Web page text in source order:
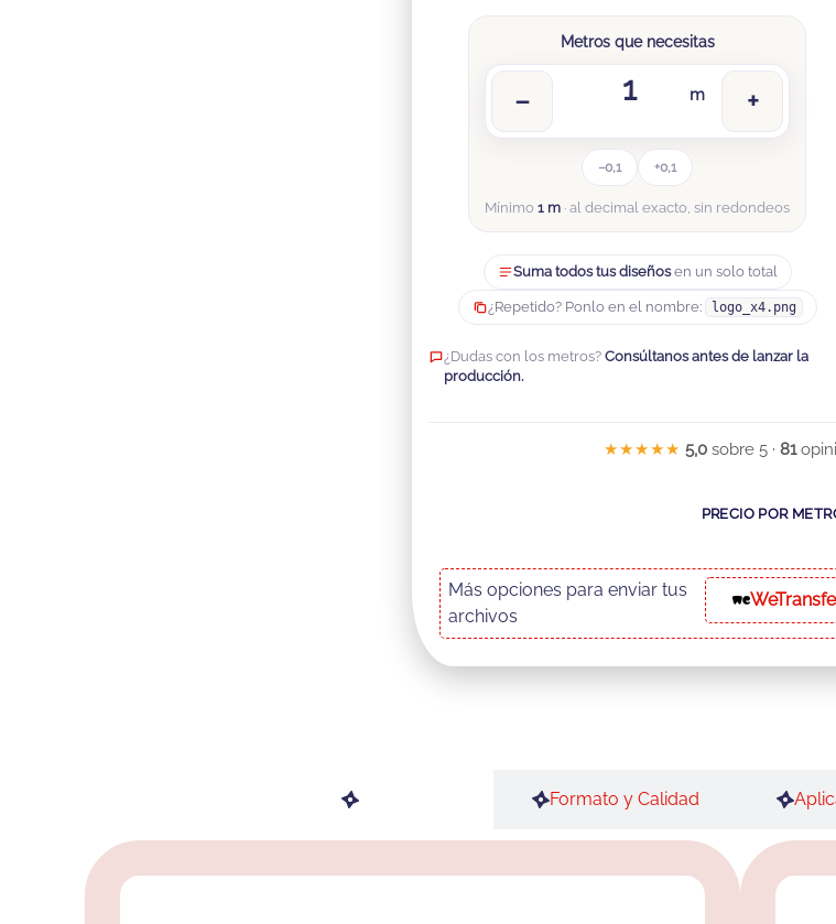
Metros que necesitas
− m +
−0,1 +0,1
Mínimo1 m · al decimal exacto, sin redondeos
Suma todos tus diseñosen un solo total
¿Repetido? Ponlo en el nombre: logo_x4.png
¿Dudas con los metros? Consúltanos antes de lanzar la
producción.
★★★★★ 5,0sobre 5 · 81
Más opciones para enviar tus
archivos
Formato y Calidad